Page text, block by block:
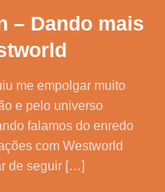
– Dando mais
me empolgar muito
e pelo universo
falamos do enredo
com Westworld
de seguir […]